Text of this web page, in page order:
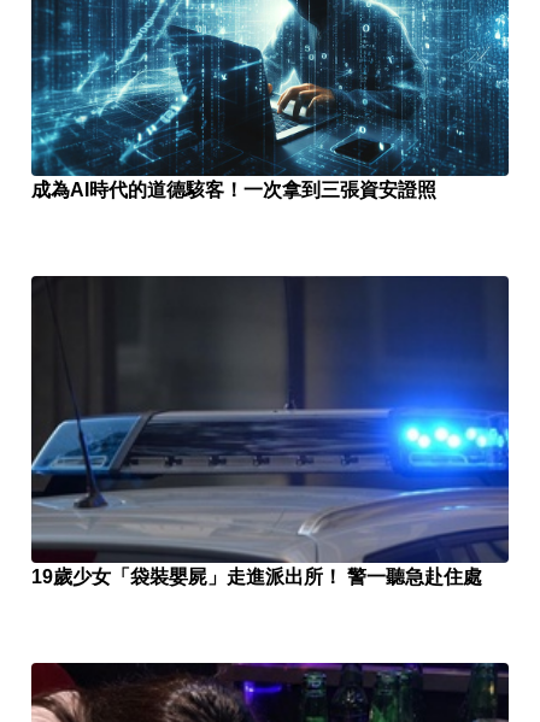
成為AI時代的道德駭客！一次拿到三張資安證照
19歲少女「袋裝嬰屍」走進派出所！ 警一聽急赴住處